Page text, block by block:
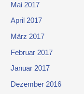
Mai 2017
April 2017
März 2017
Februar 2017
Januar 2017
Dezember 2016